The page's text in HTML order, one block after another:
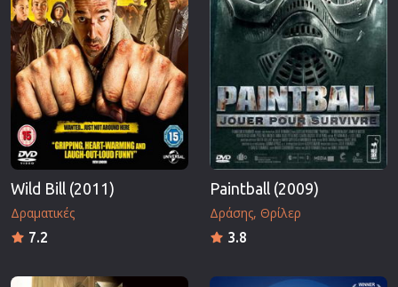
Wild Bill (2011)
Δραματικές
7.2
Paintball (2009)
Δράσης Θρίλερ
3.8